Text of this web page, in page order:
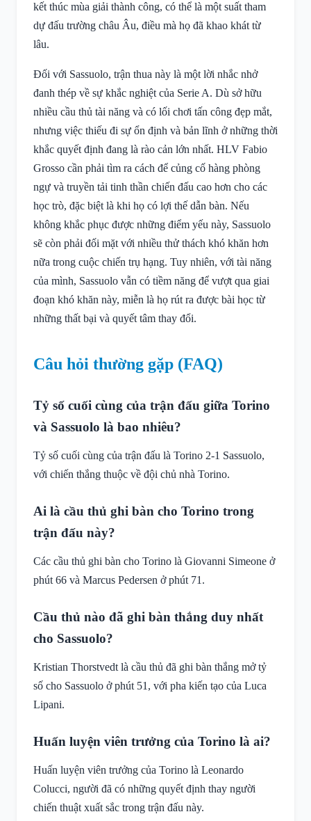
kết thúc mùa giải thành công, có thể là một suất tham
dự đấu trường châu Âu, điều mà họ đã khao khát từ
lâu.
Đối với Sassuolo, trận thua này là một lời nhắc nhở
đanh thép về sự khắc nghiệt của Serie A. Dù sở hữu
nhiều cầu thủ tài năng và có lối chơi tấn công đẹp mắt,
nhưng việc thiếu đi sự ổn định và bản lĩnh ở những thời
khắc quyết định đang là rào cản lớn nhất. HLV Fabio
Grosso cần phải tìm ra cách để củng cố hàng phòng
ngự và truyền tải tinh thần chiến đấu cao hơn cho các
học trò, đặc biệt là khi họ có lợi thế dẫn bàn. Nếu
không khắc phục được những điểm yếu này, Sassuolo
sẽ còn phải đối mặt với nhiều thử thách khó khăn hơn
nữa trong cuộc chiến trụ hạng. Tuy nhiên, với tài năng
của mình, Sassuolo vẫn có tiềm năng để vượt qua giai
đoạn khó khăn này, miễn là họ rút ra được bài học từ
những thất bại và quyết tâm thay đổi.
Câu hỏi thường gặp (FAQ)
Tỷ số cuối cùng của trận đấu giữa Torino
và Sassuolo là bao nhiêu?
Tỷ số cuối cùng của trận đấu là Torino 2-1 Sassuolo,
với chiến thắng thuộc về đội chủ nhà Torino.
Ai là cầu thủ ghi bàn cho Torino trong
trận đấu này?
Các cầu thủ ghi bàn cho Torino là Giovanni Simeone ở
phút 66 và Marcus Pedersen ở phút 71.
Cầu thủ nào đã ghi bàn thắng duy nhất
cho Sassuolo?
Kristian Thorstvedt là cầu thủ đã ghi bàn thắng mở tỷ
số cho Sassuolo ở phút 51, với pha kiến tạo của Luca
Lipani.
Huấn luyện viên trưởng của Torino là ai?
Huấn luyện viên trưởng của Torino là Leonardo
Colucci, người đã có những quyết định thay người
chiến thuật xuất sắc trong trận đấu này.